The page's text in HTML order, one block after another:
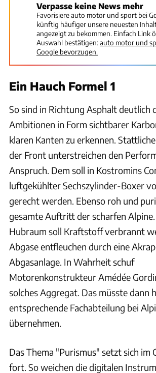
Verpasse keine News mehr
Favorisiere auto motor und sport bei
künftig häufiger unsere neuesten
angezeigt zu bekommen. Einfach Link
Auswahl bestätigen:auto motor und
Google bevorzugen.
Ein Hauch Formel 1
So sind in Richtung Asphalt deutlich
Ambitionen in Form sichtbarer
klaren Kanten zu erkennen.
der Front unterstreichen den
Anspruch. Dem soll in Kostromins
luftgekühlter Sechszylinder-Boxer
gerecht werden. Ebenso roh und
gesamte Auftritt der scharfen
Hubraum soll Kraftstoff verbrannt
Abgase entfleuchen durch eine
Abgasanlage. In Wahrheit schuf
Motorenkonstrukteur Amédée
solches Aggregat. Das müsste dann
entsprechende Fachabteilung bei
übernehmen.
Das Thema "Purismus" setzt sich im
fort. So weichen die digitalen